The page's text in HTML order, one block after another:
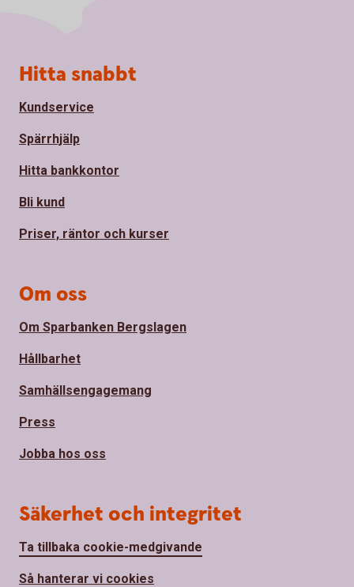
Sidfot
Hitta snabbt
Kundservice
Spärrhjälp
Hitta bankkontor
Bli kund
Priser, räntor och kurser
Om oss
Om Sparbanken Bergslagen
Hållbarhet
Samhällsengagemang
Press
Jobba hos oss
Säkerhet och integritet
Ta tillbaka cookie-medgivande
Så hanterar vi cookies